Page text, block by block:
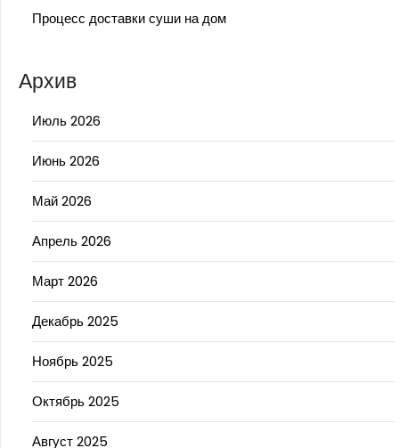
Процесс доставки суши на дом
Архив
Июль 2026
Июнь 2026
Май 2026
Апрель 2026
Март 2026
Декабрь 2025
Ноябрь 2025
Октябрь 2025
Август 2025